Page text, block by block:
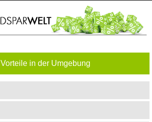
Vorteile in der Umgebung